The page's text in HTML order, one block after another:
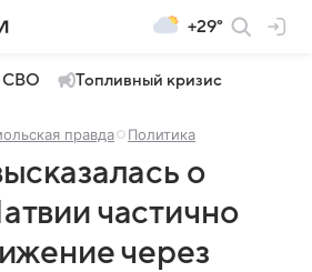
+29°
СВО Топливный кризис
правда Политика
о
частично
через